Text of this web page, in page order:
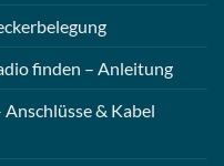
finden – Anleitung
& Kabel